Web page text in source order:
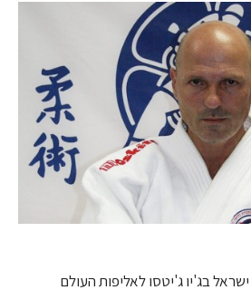
בג'יו ג'יטסו לאליפות העולם